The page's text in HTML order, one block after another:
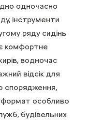
одночасно
інструменти
ряду сидінь
комфортне
водночас
відсік для
спорядження,
формат особливо
будівельних